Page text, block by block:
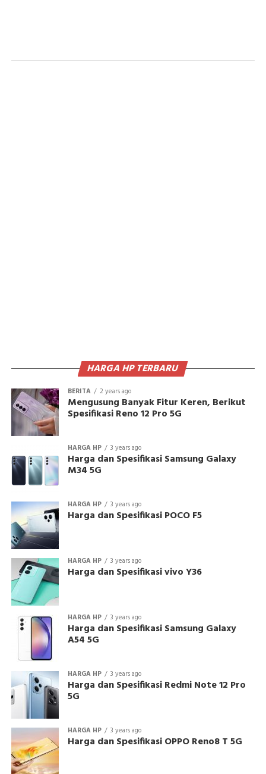
HARGA HP TERBARU
BERITA 2 years ago
Mengusung Banyak Fitur Keren, Berikut
Spesifikasi Reno 12 Pro 5G
HARGA HP 3 years ago
Harga dan Spesifikasi Samsung Galaxy
M34 5G
HARGA HP 3 years ago
Harga dan Spesifikasi POCO F5
HARGA HP 3 years ago
Harga dan Spesifikasi vivo Y36
HARGA HP 3 years ago
Harga dan Spesifikasi Samsung Galaxy
A54 5G
HARGA HP 3 years ago
Harga dan Spesifikasi Redmi Note 12 Pro
5G
HARGA HP 3 years ago
Harga dan Spesifikasi OPPO Reno8 T 5G